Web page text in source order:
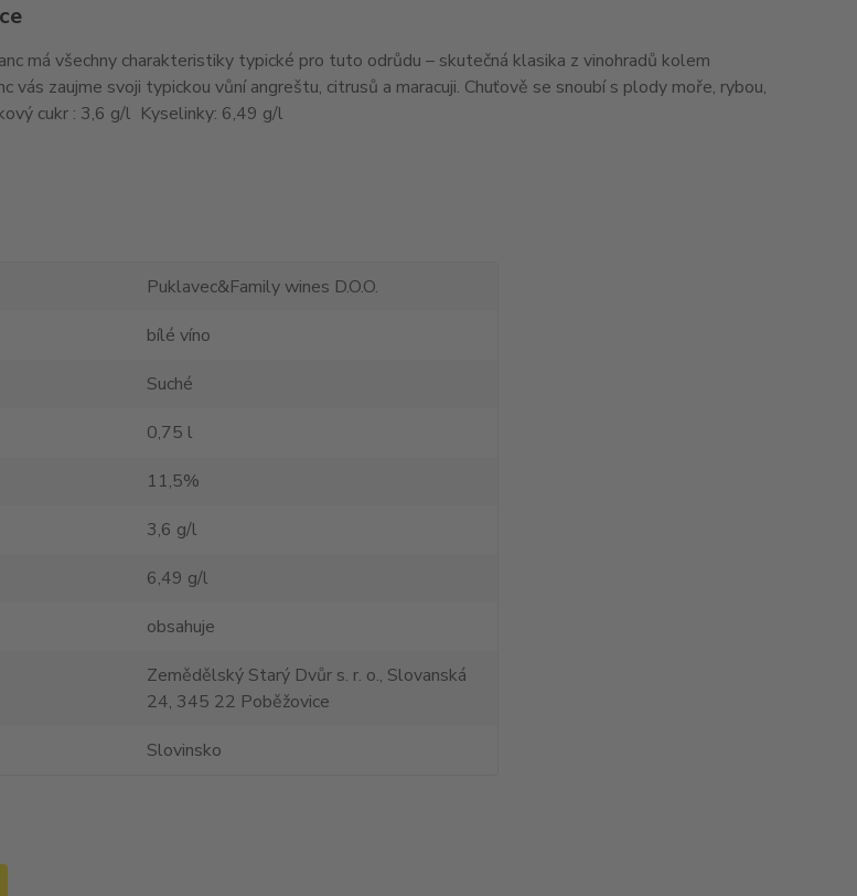
má všechny charakteristiky typické pro tuto odrůdu – skutečná klasika z vinohradů kolem
vás zaujme svoji typickou vůní angreštu, citrusů a maracuji. Chuťově se snoubí s plody moře, rybou,
cukr : 3,6 g/l Kyselinky: 6,49 g/l
Puklavec&Family wines D.O.O.
bílé víno
Suché
0,75 l
11,5%
3,6 g/l
6,49 g/l
obsahuje
Zemědělský Starý Dvůr s. r. o., Slovanská
24, 345 22 Poběžovice
Slovinsko